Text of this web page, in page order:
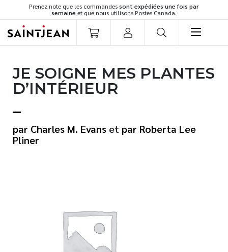
Prenez note que les commandessont expédiées une fois par
semaine et que nous utilisons Postes Canada.
Romans
Cuisine
Spiritualité
JE SOIGNE MES PLANTES
D’INTÉRIEUR
Charles M. Evans et
Roberta Lee
Pliner